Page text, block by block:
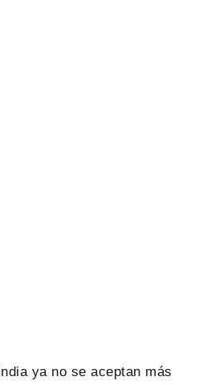
ya no se aceptan más